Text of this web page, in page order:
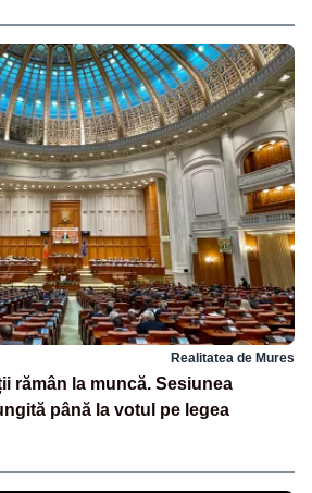
Realitatea de Mures
rămân la muncă. Sesiunea
până la votul pe legea